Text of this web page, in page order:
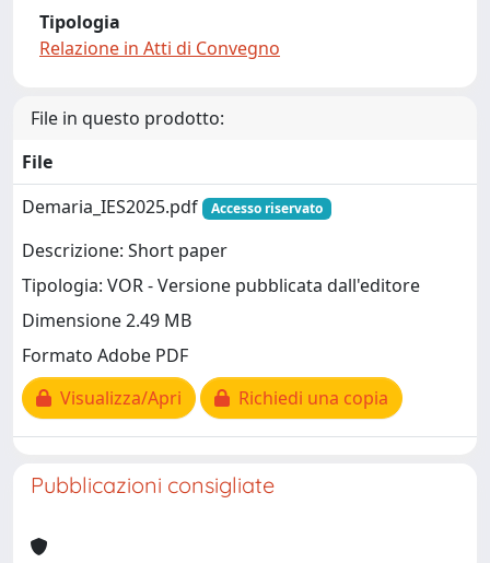
Tipologia
Relazione in Atti di Convegno
File in questo prodotto:
File
Demaria_IES2025.pdf
Accesso riservato
Descrizione: Short paper
Tipologia: VOR - Versione pubblicata dall'editore
Dimensione 2.49 MB
Formato Adobe PDF
Visualizza/Apri
Richiedi una copia
Pubblicazioni consigliate